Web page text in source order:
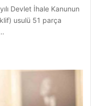
Devlet İhale Kanunun
usulü 51 parça